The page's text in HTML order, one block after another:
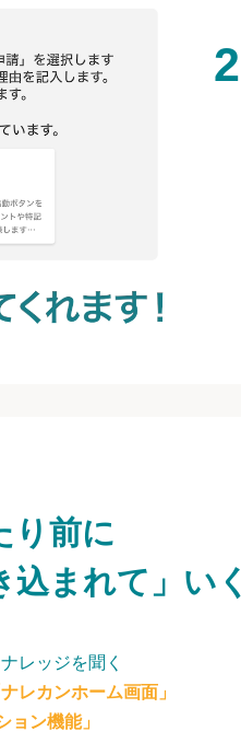
り前に
込まれて」いく
レッジを聞く
ナレカンホーム画面」
ョン機能」